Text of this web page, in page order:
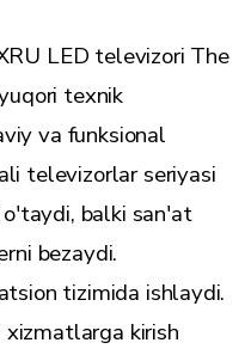
LED televizori The
texnik
va funksional
televizorlar seriyasi
balki san'at
bezaydi.
tizimida ishlaydi.
kirish